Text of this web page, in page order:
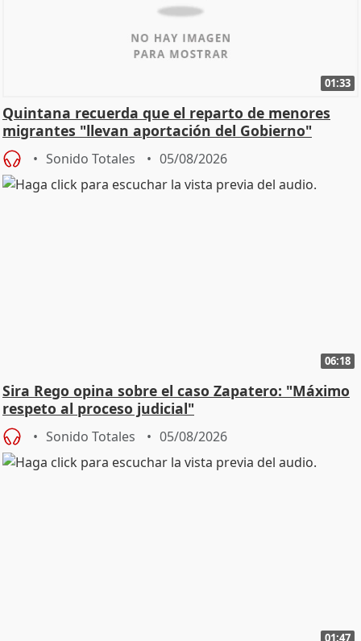
01:33
Quintana recuerda que el reparto de menores
migrantes "llevan aportación del Gobierno"
central
Sonido Totales 05/08/2026
06:18
Sira Rego opina sobre el caso Zapatero: "Máximo
respeto al proceso judicial"
Sonido Totales 05/08/2026
01:47